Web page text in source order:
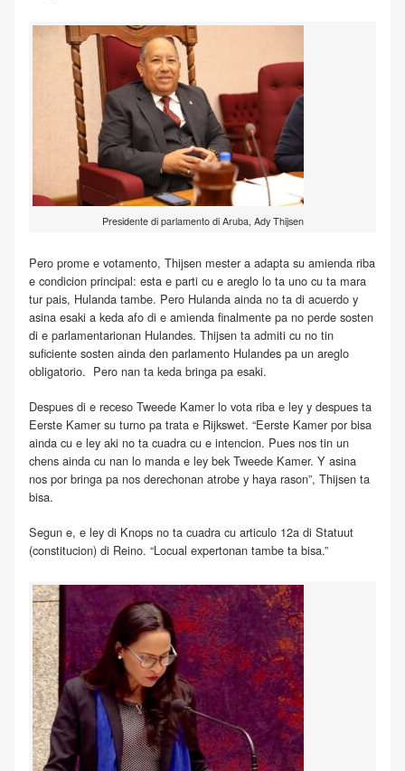
Presidente di parlamento di Aruba, Ady Thijsen
Pero prome e votamento, Thijsen mester a adapta su amienda riba
e condicion principal: esta e parti cu e areglo lo ta uno cu ta mara
tur pais, Hulanda tambe. Pero Hulanda ainda no ta di acuerdo y
asina esaki a keda afo di e amienda finalmente pa no perde sosten
di e parlamentarionan Hulandes. Thijsen ta admiti cu no tin
suficiente sosten ainda den parlamento Hulandes pa un areglo
obligatorio. Pero nan ta keda bringa pa esaki.
Despues di e receso Tweede Kamer lo vota riba e ley y despues ta
Eerste Kamer su turno pa trata e Rijkswet. “Eerste Kamer por bisa
ainda cu e ley aki no ta cuadra cu e intencion. Pues nos tin un
chens ainda cu nan lo manda e ley bek Tweede Kamer. Y asina
nos por bringa pa nos derechonan atrobe y haya rason”, Thijsen ta
bisa.
Segun e, e ley di Knops no ta cuadra cu articulo 12a di Statuut
(constitucion) di Reino. “Locual expertonan tambe ta bisa.”